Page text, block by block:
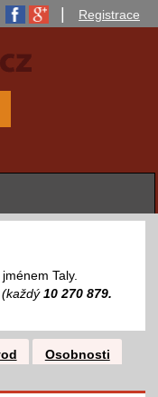
Registrace
Taly.
(každý 10 270 879.
Osobnosti